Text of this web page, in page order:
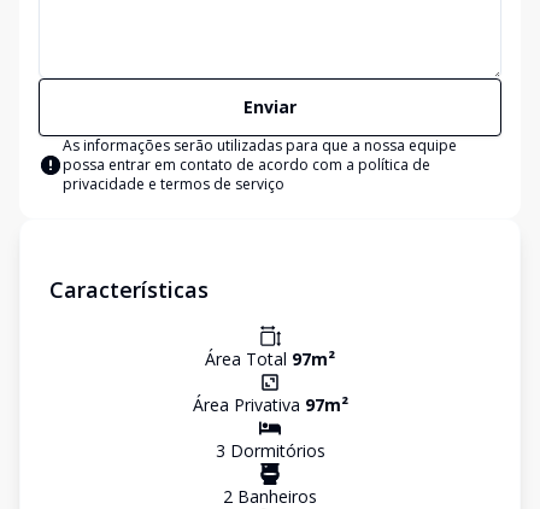
Enviar
As informações serão utilizadas para que a nossa equipe
possa entrar em contato de acordo com a política de
privacidade e termos de serviço
Características
Área Total 97m²
Área Privativa 97m²
3 Dormitórios
2 Banheiros